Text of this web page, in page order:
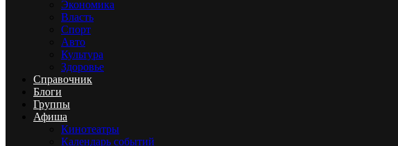
Экономика
Власть
Спорт
Авто
Культура
Здоровье
Справочник
Блоги
Группы
Афиша
Кинотеатры
Календарь событий